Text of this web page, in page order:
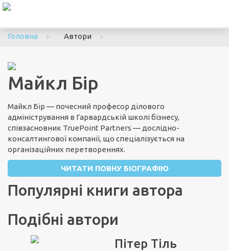
Головна
Автори
Майкл Бір
Майкл Бір — почесний професор ділового
адміністрування в Гарвардській школі бізнесу,
співзасновник TruePoint Partners — дослідно-
консалтингової компанії, що спеціалізується на
організаційних перетвореннях.
ЧИТАТИ ПОВНУ БІОГРАФІЮ
Популярні книги автора
Подібні автори
Пітер Тіль